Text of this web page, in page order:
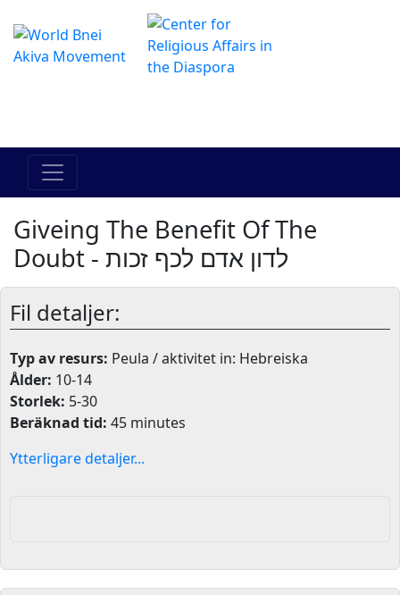
Giveing The Benefit Of The
Doubt - לדון אדם לכף זכות
Fil detaljer:
Typ av resurs: Peula / aktivitet in: Hebreiska
Ålder: 10-14
Storlek: 5-30
Beräknad tid: 45 minutes
Ytterligare detaljer...